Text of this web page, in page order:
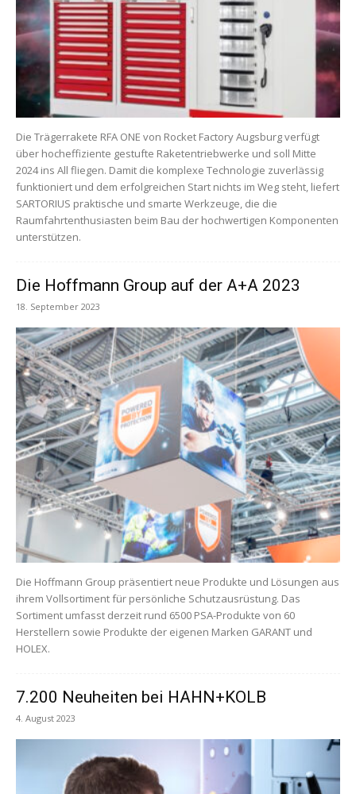
Die Trägerrakete RFA ONE von Rocket Factory Augsburg verfügt
über hocheffiziente gestufte Raketentriebwerke und soll Mitte
2024 ins All fliegen. Damit die komplexe Technologie zuverlässig
funktioniert und dem erfolgreichen Start nichts im Weg steht, liefert
SARTORIUS praktische und smarte Werkzeuge, die die
Raumfahrtenthusiasten beim Bau der hochwertigen Komponenten
unterstützen.
Die Hoffmann Group auf der A+A 2023
18. September 2023
Die Hoffmann Group präsentiert neue Produkte und Lösungen aus
ihrem Vollsortiment für persönliche Schutzausrüstung. Das
Sortiment umfasst derzeit rund 6500 PSA-Produkte von 60
Herstellern sowie Produkte der eigenen Marken GARANT und
HOLEX.
7.200 Neuheiten bei HAHN+KOLB
4. August 2023